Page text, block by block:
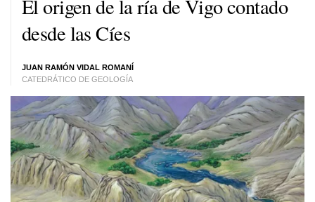
El origen de la ría de Vigo contado
desde las Cíes
JUAN RAMÓN VIDAL ROMANÍ
CATEDRÁTICO DE GEOLOGÍA